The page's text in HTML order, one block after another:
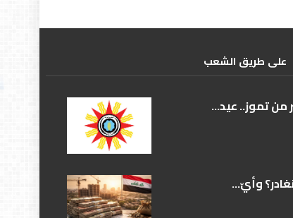
علی طریق الشعب
من تموز.. عيد...
وأيّ...